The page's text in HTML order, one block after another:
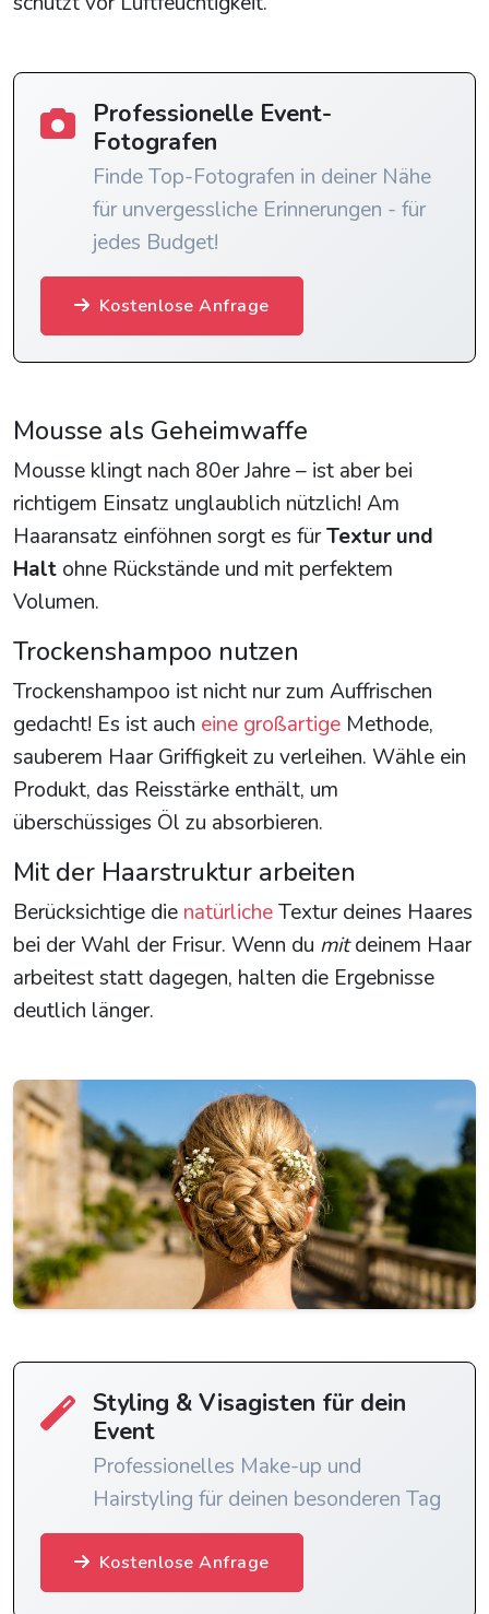
Professionelle Event-
Fotografen
Finde Top-Fotografen in deiner Nähe
für unvergessliche Erinnerungen - für
jedes Budget!
Kostenlose Anfrage
Mousse als Geheimwaffe
Mousse klingt nach 80er Jahre – ist aber bei
richtigem Einsatz unglaublich nützlich! Am
Haaransatz einföhnen sorgt es fürTextur und
Halt ohne Rückstände und mit perfektem
Volumen.
Trockenshampoo nutzen
Trockenshampoo ist nicht nur zum Auffrischen
gedacht! Es ist auch eine großartige Methode,
sauberem Haar Griffigkeit zu verleihen. Wähle ein
Produkt, das Reisstärke enthält, um
überschüssiges Öl zu absorbieren.
Mit der Haarstruktur arbeiten
Berücksichtige die natürlicheTextur deines Haares
bei der Wahl der Frisur. Wenn du mitdeinem Haar
arbeitest statt dagegen, halten die Ergebnisse
deutlich länger.
Styling & Visagisten für dein
Event
Professionelles Make-up und
Hairstyling für deinen besonderen Tag
Kostenlose Anfrage